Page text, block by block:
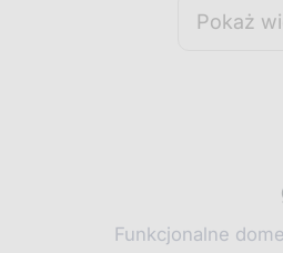
Pokaż
Funkcjonalne